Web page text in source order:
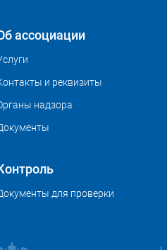
ассоциации
и реквизиты
надзора
для проверки